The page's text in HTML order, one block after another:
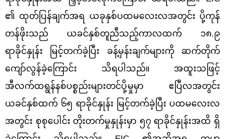
၏ ထုတ်ပြန်ချက်အရ ယခုနှစ်ပထမလေးလအတွင်း ပို့ကုန်
တန်ဖိုးသည် ယခင်နှစ်တူညီသည့်ကာလထက် ၁၈.၉
ရာခိုင်နှုန်း မြင့်တက်ခဲ့ပြီး ခန့်မှန်းချက်များကို ဆက်တိုက်
ကျော်လွန်ခဲ့ကြောင်း သိရပါသည်။ အထူးသဖြင့်
အီလက်ထရွန်နစ်ပစ္စည်းများတင်ပို့မှုမှာ ဧပြီလအတွင်း
ယခင်နှစ်ထက် ၆၅ ရာခိုင်နှုန်း မြင့်တက်ခဲ့ပြီး ပထမလေးလ
အတွင်း စုစုပေါင်း တိုးတက်မှုနှုန်းမှာ ၅၇ ရာခိုင်နှုန်းအထိ ရှိ